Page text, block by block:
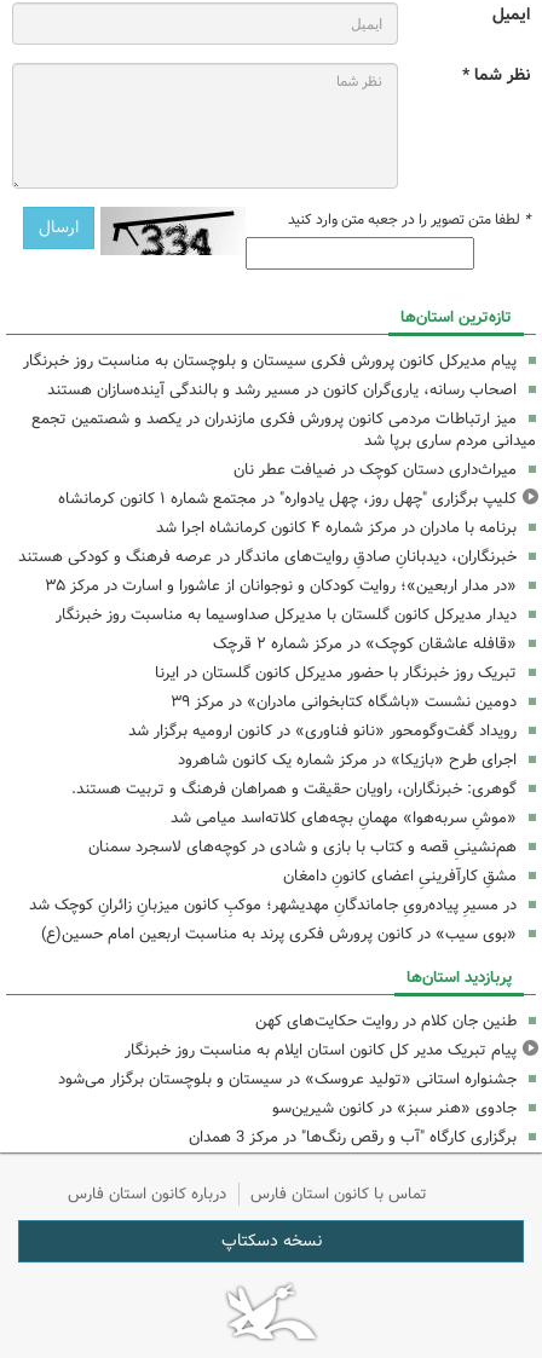
ایمیل
نظر شما *
* لطفا متن تصویر را در جعبه متن وارد کنید
تازه‌ترین استان‌ها
پیام مدیرکل کانون پرورش فکری سیستان و بلوچستان به مناسبت روز خبرنگار
اصحاب رسانه، یاری‌گران کانون در مسیر رشد و بالندگی آینده‌سازان هستند
میز ارتباطات مردمی کانون پرورش فکری مازندران در یکصد و شصتمین تجمع
میدانی مردم ساری برپا شد
میراث‌داری دستان کوچک در ضیافت عطر نان
کلیپ برگزاری "چهل روز، چهل یادواره" در مجتمع شماره ۱ کانون کرمانشاه
برنامه با مادران در مرکز شماره ۴ کانون کرمانشاه اجرا شد
خبرنگاران، دیدبانانِ صادقِ روایت‌های ماندگار در عرصه فرهنگ و کودکی هستند
«در مدار اربعین»؛ روایت کودکان و نوجوانان از عاشورا و اسارت در مرکز ۳۵
دیدار مدیرکل کانون گلستان با مدیرکل صداوسیما به مناسبت روز خبرنگار
«قافله عاشقان کوچک» در مرکز شماره ۲ قرچک
تبریک روز خبرنگار با حضور مدیرکل کانون گلستان در ایرنا
دومین نشست «باشگاه کتابخوانی مادران» در مرکز ۳۹
رویداد گفت‌وگومحور «نانو فناوری» در کانون ارومیه برگزار شد
اجرای طرح «بازیکا» در مرکز شماره یک کانون شاهرود
گوهری: خبرنگاران، راویان حقیقت و همراهان فرهنگ و تربیت هستند.
«موشِ سربه‌هوا» مهمانِ بچه‌های کلاته‌اسد میامی شد
هم‌نشینیِ قصه و کتاب با بازی و شادی در کوچه‌های لاسجرد سمنان
مشقِ کارآفرینیِ اعضای کانونِ دامغان
در مسیرِ پیاده‌رویِ جاماندگانِ مهدیشهر؛ موکبِ کانون میزبانِ زائرانِ کوچک شد
«بوی سیب» در کانون پرورش فکری پرند به مناسبت اربعین امام حسین(ع)
پربازدید استان‌ها
طنین جان کلام در روایت حکایت‌های کهن
پیام تبریک مدیر کل کانون استان ایلام به مناسبت روز خبرنگار
جشنواره استانی «تولید عروسک» در سیستان و بلوچستان برگزار می‌شود
جادوی «هنر سبز» در کانون شیرین‌سو
برگزاری کارگاه "آب و رقص رنگ‌ها" در مرکز 3 همدان
تماس با کانون استان فارس درباره کانون استان فارس
نسخه دسکتاپ